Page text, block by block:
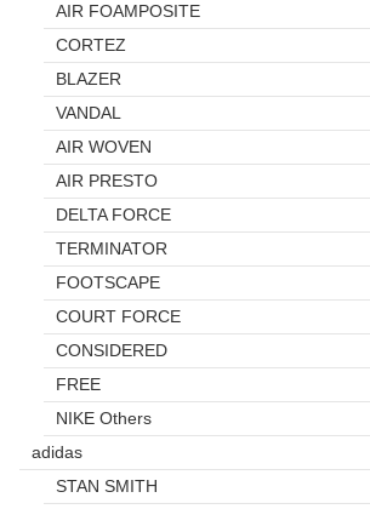
AIR FOAMPOSITE
CORTEZ
BLAZER
VANDAL
AIR WOVEN
AIR PRESTO
DELTA FORCE
TERMINATOR
FOOTSCAPE
COURT FORCE
CONSIDERED
FREE
NIKE Others
adidas
STAN SMITH